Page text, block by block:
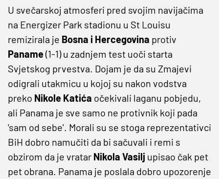
U svečarskoj atmosferi pred svojim navijačima
na Energizer Park stadionu u St Louisu
remizirala je Bosna i Hercegovina protiv
Paname(1-1) u zadnjem test uoči starta
Svjetskog prvestva. Dojam je da su Zmajevi
odigrali utakmicu u kojoj su nakon vodstva
preko Nikole Katića očekivali laganu pobjedu,
ali Panama je sve samo ne protivnik koji pada
'sam od sebe'. Morali su se stoga reprezentativci
BiH dobro namučiti da bi sačuvali i remi s
obzirom da je vratar Nikola Vasilj upisao čak pet
pet obrana. Panama je poslala dobro upozorenje